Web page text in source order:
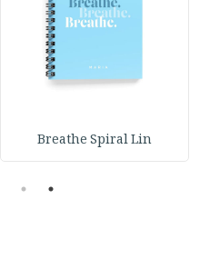
Breathe Spiral Lin
1
2